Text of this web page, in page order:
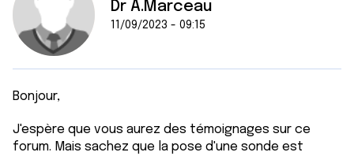
Dr A.Marceau
11/09/2023 - 09:15
Bonjour,
J'espère que vous aurez des témoignages sur ce
forum. Mais sachez que la pose d'une sonde est